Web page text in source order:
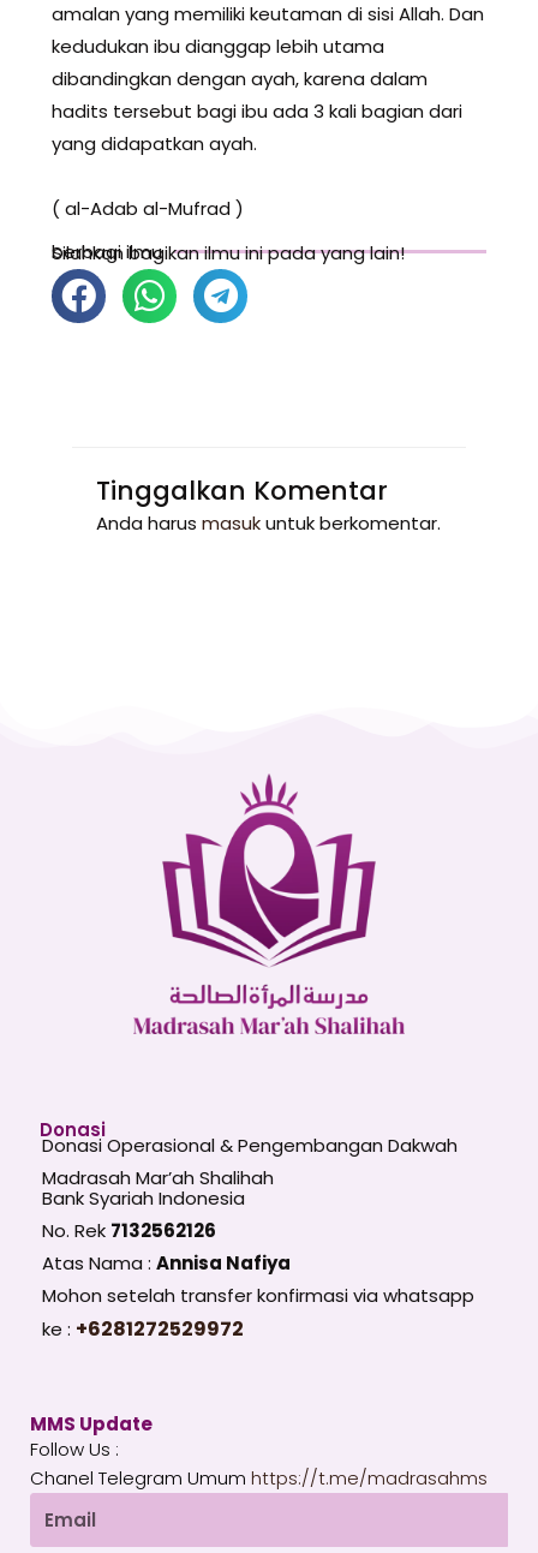
amalan yang memiliki keutaman di sisi Allah. Dan
kedudukan ibu dianggap lebih utama
dibandingkan dengan ayah, karena dalam
hadits tersebut bagi ibu ada 3 kali bagian dari
yang didapatkan ayah.
( al-Adab al-Mufrad )
berbagi ilmu
Silahkan bagikan ilmu ini pada yang lain!
Tinggalkan Komentar
Anda harus masukuntuk berkomentar.
Donasi
Donasi Operasional & Pengembangan Dakwah
Madrasah Mar’ah Shalihah
Bank Syariah Indonesia
No. Rek 7132562126
Atas Nama : Annisa Nafiya
Mohon setelah transfer konfirmasi via whatsapp
ke : +6281272529972
MMS Update
Follow Us :
Chanel Telegram Umum https://t.me/madrasahms
Email